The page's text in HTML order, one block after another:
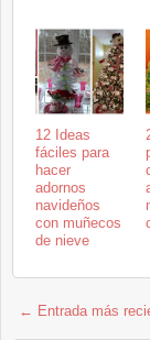
12 Ideas
fáciles para
hacer
adornos
navideños
con muñecos
de nieve
← Entrada más